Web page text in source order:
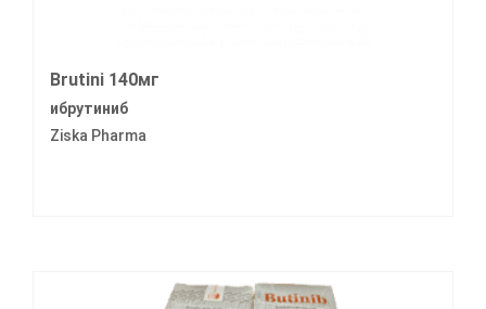
Brutini 140мг
ибрутиниб
Ziska Pharma